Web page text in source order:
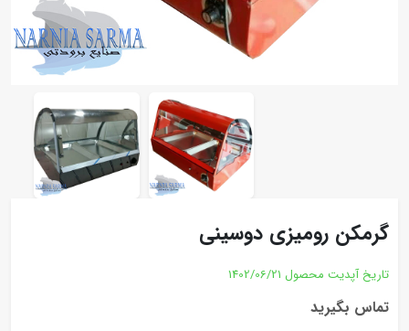
گرمکن رومیزی دوسینی
تاریخ آپدیت محصول 1402/06/21
تماس بگیرید